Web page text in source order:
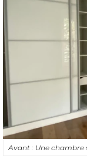
Avant : Une chambre